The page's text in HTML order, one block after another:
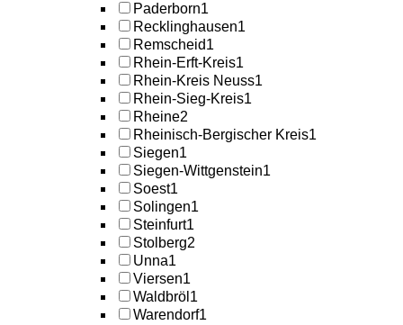
Paderborn1
Recklinghausen1
Remscheid1
Rhein-Erft-Kreis1
Rhein-Kreis Neuss1
Rhein-Sieg-Kreis1
Rheine2
Rheinisch-Bergischer Kreis1
Siegen1
Siegen-Wittgenstein1
Soest1
Solingen1
Steinfurt1
Stolberg2
Unna1
Viersen1
Waldbröl 1
Warendorf1